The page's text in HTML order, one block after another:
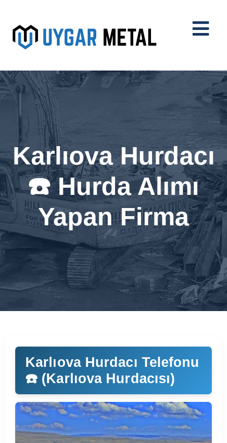
Karlıova Hurdacı
☎️ Hurda Alımı
Yapan Firma
Karlıova Hurdacı Telefonu
☎️ (Karlıova Hurdacısı)